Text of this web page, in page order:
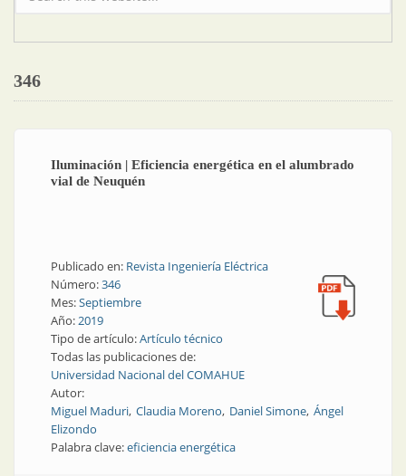
Formulario de búsqueda
346
Iluminación | Eficiencia energética en el alumbrado
vial de Neuquén
Publicado en: Revista Ingeniería Eléctrica
Número:346
Mes:Septiembre
Año:2019
Tipo de artículo:Artículo técnico
Todas las publicaciones de:
Universidad Nacional del COMAHUE
Autor:
Miguel Maduri Claudia Moreno Daniel Simone Ángel
Elizondo
Palabra clave:eficiencia energética